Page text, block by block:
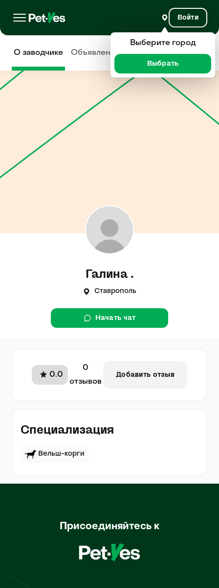
Войти
О заводчике Объявления Отзывы
Галина .
Ставрополь
Начать чат
0.0
0
отзывов
Добавить отзыв
Специализация
Вельш-корги
Присоединяйтесь к
Выберите город
Выбрать